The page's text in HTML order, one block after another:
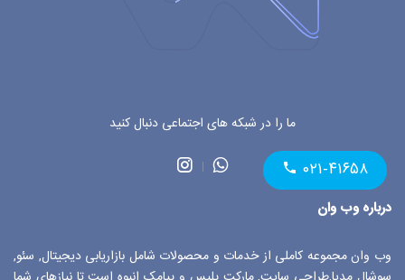
درباره وب وان
وب وان مجموعه کاملی از خدمات و محصولات شامل بازاریابی دیجیتال, سئو,
ما را در شبکه های اجتماعی دنبال کنید
۰۲۱-۴۱۶۵۸